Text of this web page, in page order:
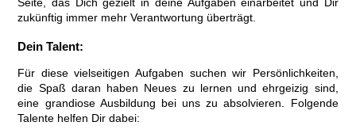
Seite, das Dich gezielt in deine Aufgaben einarbeitet und Dir
zukünftig immer mehr Verantwortung überträgt.
Dein Talent:
Für diese vielseitigen Aufgaben suchen wir Persönlichkeiten,
die Spaß daran haben Neues zu lernen und ehrgeizig sind,
eine grandiose Ausbildung bei uns zu absolvieren. Folgende
Talente helfen Dir dabei: